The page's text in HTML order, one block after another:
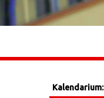
Kalendarium: